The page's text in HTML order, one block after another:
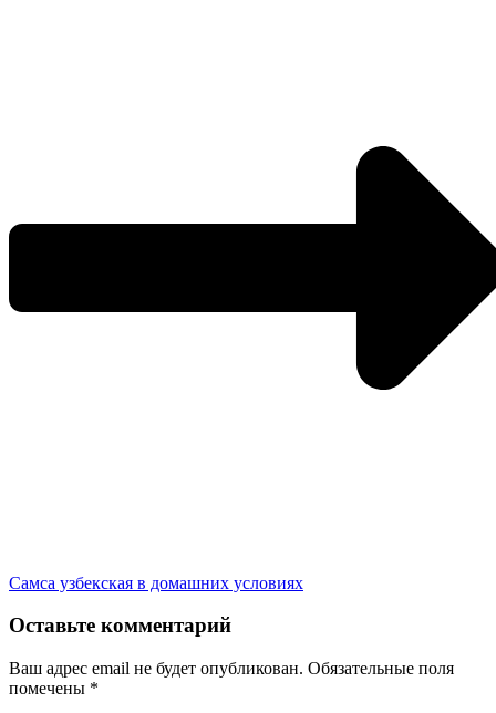
Самса узбекская в домашних условиях
Оставьте комментарий
Ваш адрес email не будет опубликован. Обязательные поля
помечены *